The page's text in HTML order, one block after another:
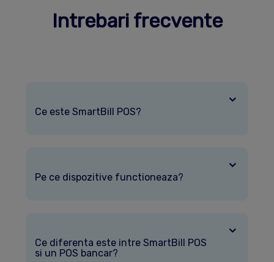
Intrebari frecvente
Ce este SmartBill POS?
Pe ce dispozitive functioneaza?
Ce diferenta este intre SmartBill POS
si un POS bancar?